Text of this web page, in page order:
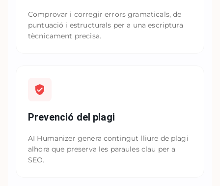
Comprovar i corregir errors gramaticals, de
puntuació i estructurals per a una escriptura
tècnicament precisa.
Prevenció del plagi
AI Humanizer genera contingut lliure de plagi
alhora que preserva les paraules clau per a
SEO.